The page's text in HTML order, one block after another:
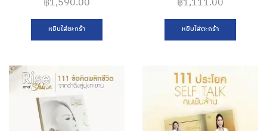
หยิบใส่ตะกร้า หยิบใส่ตะกร้า